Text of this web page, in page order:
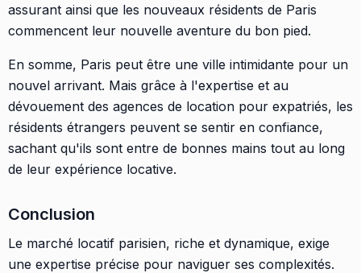
assurant ainsi que les nouveaux résidents de Paris
commencent leur nouvelle aventure du bon pied.
En somme, Paris peut être une ville intimidante pour un
nouvel arrivant. Mais grâce à l'expertise et au
dévouement des agences de location pour expatriés, les
résidents étrangers peuvent se sentir en confiance,
sachant qu'ils sont entre de bonnes mains tout au long
de leur expérience locative.
Conclusion
Le marché locatif parisien, riche et dynamique, exige
une expertise précise pour naviguer ses complexités.